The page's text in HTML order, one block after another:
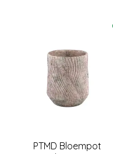
PTMD Bloempot